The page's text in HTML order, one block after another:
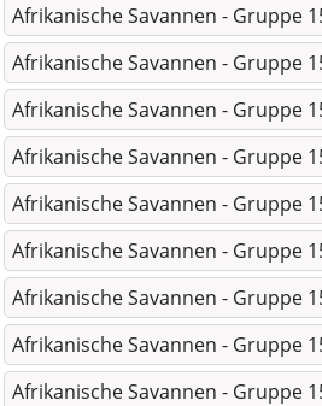
Afrikanische Savannen - Gruppe
Afrikanische Savannen - Gruppe
Afrikanische Savannen - Gruppe
Afrikanische Savannen - Gruppe
Afrikanische Savannen - Gruppe
Afrikanische Savannen - Gruppe
Afrikanische Savannen - Gruppe
Afrikanische Savannen - Gruppe
Afrikanische Savannen - Gruppe